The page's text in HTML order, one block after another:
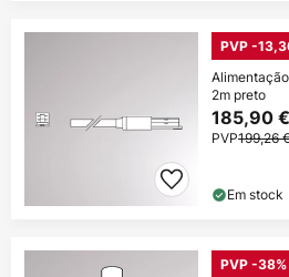
PVP -
2m preto
185,90 €
PVP199,26
Em stock
PVP -38%